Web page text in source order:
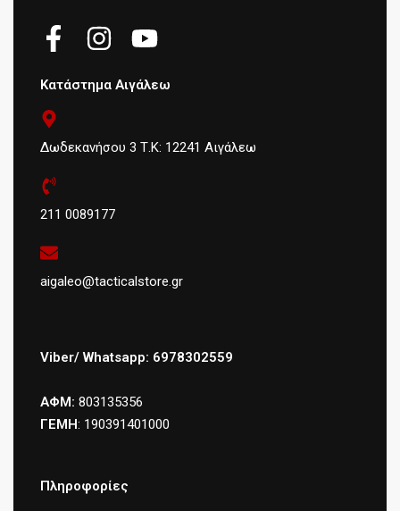
Κατάστημα Αιγάλεω
Δωδεκανήσου 3 Τ.Κ: 12241 Αιγάλεω
211 0089177
aigaleo@tacticalstore.gr
Viber/ Whatsapp: 6978302559
ΑΦΜ: 803135356
ΓΕΜΗ: 190391401000
Πληροφορίες